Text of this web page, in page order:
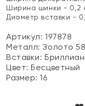
Ширина шинки - 0,2
Диаметр вставки -
Артикул: 197878
Металл:Золото
Вставки:
Цвет:Бесцветный
Размер:16